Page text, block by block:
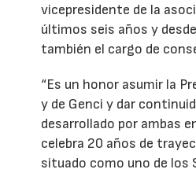
vicepresidente de la
últimos seis años y
también el cargo de
“Es un honor asumir la
y de Genci y dar
desarrollado por ambas
celebra 20 años de
situado como uno de los